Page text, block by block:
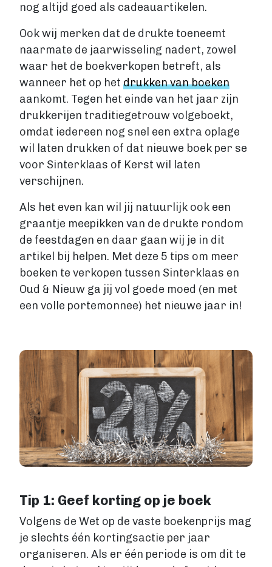
Coachingboek
LIFESTYLE
Lifestyle
Biografie
Dagboek
Gezondheidsboek
Kookboek
Reisboek
Boek schrijven
FICTIE
Fictie
Fantasy
Kinderboek
Roman
Thriller
Support
Diensten
Blog
Over ons
Login
Contact
Account maken
nog altijd goed als cadeauartikelen.
Ook wij merken dat de drukte toeneemt
naarmate de jaarwisseling nadert, zowel
waar het de boekverkopen betreft, als
wanneer het op het drukken van boeken
aankomt. Tegen het einde van het jaar zijn
drukkerijen traditiegetrouw volgeboekt,
omdat iedereen nog snel een extra oplage
wil laten drukken of dat nieuwe boek per se
voor Sinterklaas of Kerst wil laten
verschijnen.
Als het even kan wil jij natuurlijk ook een
graantje meepikken van de drukte rondom
de feestdagen en daar gaan wij je in dit
artikel bij helpen. Met deze 5 tips om meer
boeken te verkopen tussen Sinterklaas en
Oud & Nieuw ga jij vol goede moed (en met
een volle portemonnee) het nieuwe jaar in!
Image
Tip 1: Geef korting op je boek
Volgens de Wet op de vaste boekenprijs mag
je slechts één kortingsactie per jaar
organiseren. Als er één periode is om dit te